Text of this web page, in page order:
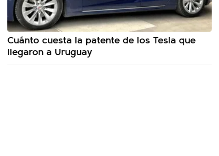
Cuánto cuesta la patente de los Tesla que
llegaron a Uruguay